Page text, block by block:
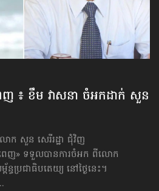
ញ ៖ ខឹម វាសនា ចំអកដាក់ សួន
ក សួន សេរីរដ្ឋា ជុំវិញ
ពេញ» ទទួលបានការចំអក ពីលោក
ធប្រជាធិបតេយ្យ នៅថ្ងៃនេះ។